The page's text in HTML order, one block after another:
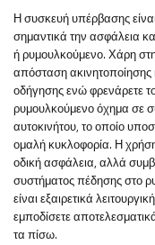
Η συσκευή υπέρβασης
σημαντικά την ασφάλεια
ή ρυμουλκούμενο. Χάρη
απόσταση ακινητοποίησης
οδήγησης ενώ φρενάρετε
ρυμουλκούμενο όχημα σε
αυτοκινήτου, το οποίο
ομαλή κυκλοφορία. Η
οδική ασφάλεια, αλλά
συστήματος πέδησης στο
είναι εξαιρετικά
εμποδίσετε
τα πίσω.